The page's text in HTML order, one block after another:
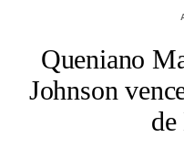
Queniano
Johnson